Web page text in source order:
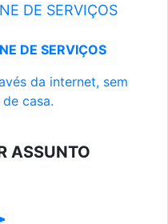
DE SERVIÇOS
DE SERVIÇOS
da internet, sem
casa.
ASSUNTO